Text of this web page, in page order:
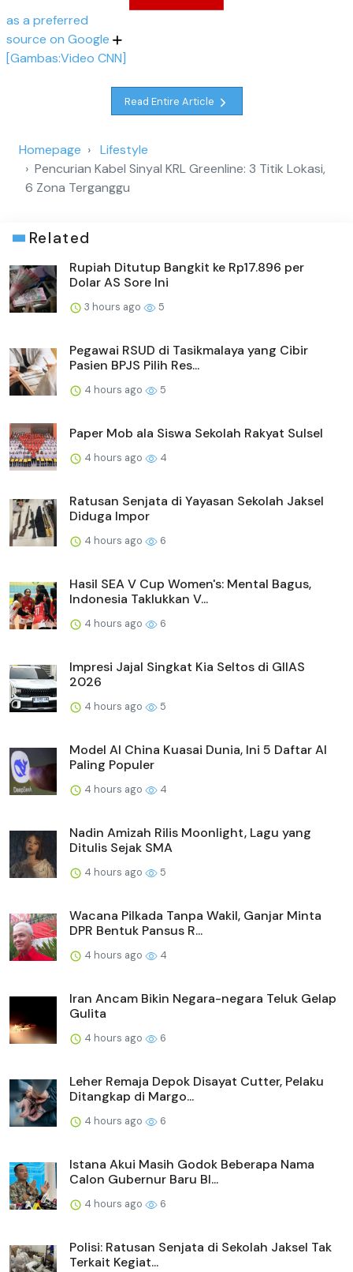
as a preferred
source on Google
[Gambas:Video CNN]
Read Entire Article
Homepage
Lifestyle
Pencurian Kabel Sinyal KRL Greenline: 3 Titik Lokasi,
6 Zona Terganggu
Related
Rupiah Ditutup Bangkit ke Rp17.896 per
Dolar AS Sore Ini
3 hours ago 5
Pegawai RSUD di Tasikmalaya yang Cibir
Pasien BPJS Pilih Res...
4 hours ago 5
Paper Mob ala Siswa Sekolah Rakyat Sulsel
4 hours ago 4
Ratusan Senjata di Yayasan Sekolah Jaksel
Diduga Impor
4 hours ago 6
Hasil SEA V Cup Women's: Mental Bagus,
Indonesia Taklukkan V...
4 hours ago 6
Impresi Jajal Singkat Kia Seltos di GIIAS
2026
4 hours ago 5
Model AI China Kuasai Dunia, Ini 5 Daftar AI
Paling Populer
4 hours ago 4
Nadin Amizah Rilis Moonlight, Lagu yang
Ditulis Sejak SMA
4 hours ago 5
Wacana Pilkada Tanpa Wakil, Ganjar Minta
DPR Bentuk Pansus R...
4 hours ago 4
Iran Ancam Bikin Negara-negara Teluk Gelap
Gulita
4 hours ago 6
Leher Remaja Depok Disayat Cutter, Pelaku
Ditangkap di Margo...
4 hours ago 6
Istana Akui Masih Godok Beberapa Nama
Calon Gubernur Baru BI...
4 hours ago 6
Polisi: Ratusan Senjata di Sekolah Jaksel Tak
Terkait Kegiat...